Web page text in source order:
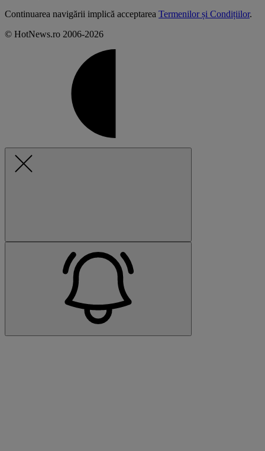
Continuarea navigării implică acceptarea Termenilor și Condițiilor.
© HotNews.ro 2006-2026